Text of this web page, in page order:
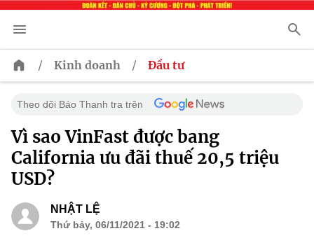
/ Kinh doanh / Đầu tư
Theo dõi Báo Thanh tra trên
Vì sao VinFast được bang
California ưu đãi thuế 20,5 triệu
USD?
NHẬT LỆ
Thứ bảy, 06/11/2021 - 19:02